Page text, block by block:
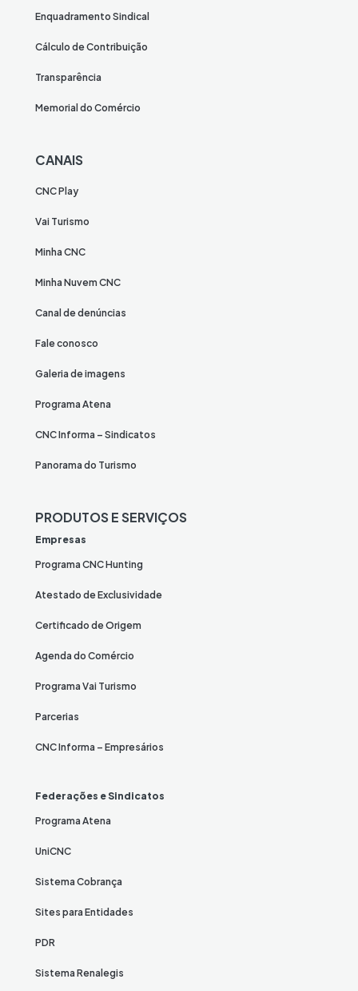
Enquadramento Sindical
Cálculo de Contribuição
Transparência
Memorial do Comércio
CANAIS
CNC Play
Vai Turismo
Minha CNC
Minha Nuvem CNC
Canal de denúncias
Fale conosco
Galeria de imagens
Programa Atena
CNC Informa – Sindicatos
Panorama do Turismo
PRODUTOS E SERVIÇOS
Empresas
Programa CNC Hunting
Atestado de Exclusividade
Certificado de Origem
Agenda do Comércio
Programa Vai Turismo
Parcerias
CNC Informa – Empresários
Federações e Sindicatos
Programa Atena
UniCNC
Sistema Cobrança
Sites para Entidades
PDR
Sistema Renalegis